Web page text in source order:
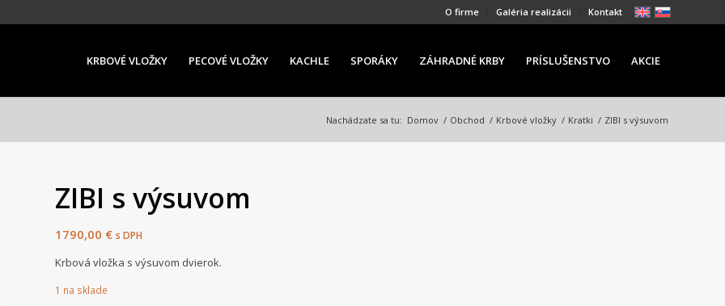
O firme Galéria realizácii Kontakt
KRBOVÉ VLOŽKY PECOVÉ VLOŽKY KACHLE SPORÁKY ZÁHRADNÉ KRBY PRÍSLUŠENSTVO AKCIE
Nachádzate sa tu: Domov / Obchod / Krbové vložky / Kratki / ZIBI s výsuvom
ZIBI s výsuvom
1790,00 € s DPH
Krbová vložka s výsuvom dvierok.
1 na sklade